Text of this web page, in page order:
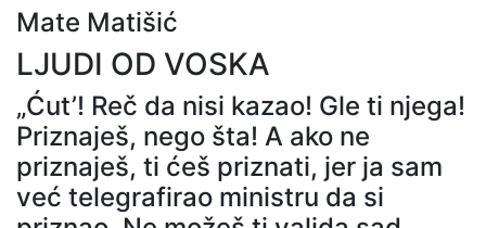
Mate Matišić
LJUDI OD VOSKA
„Ćut’! Reč da nisi kazao! Gle ti njega!
Priznaješ, nego šta! A ako ne
priznaješ, ti ćeš priznati, jer ja sam
već telegrafirao ministru da si